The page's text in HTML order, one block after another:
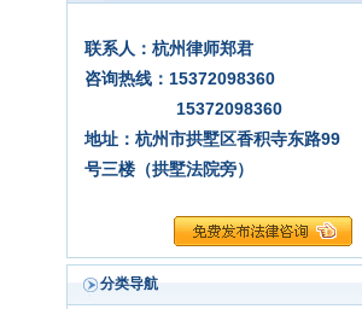
联系人：杭州律师郑君
咨询热线：15372098360
15372098360
地址：杭州市拱墅区香积寺东路99
号三楼（拱墅法院旁）
分类导航